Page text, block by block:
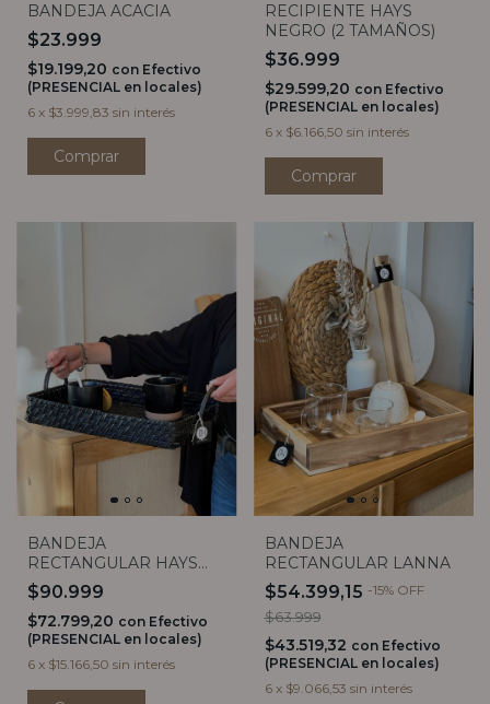
BANDEJA ACACIA
$23.999
$19.199,20 con Efectivo
(PRESENCIAL en locales)
6 x $3.999,83 sin interés
RECIPIENTE HAYS
NEGRO (2 TAMAÑOS)
$36.999
$29.599,20 con Efectivo
(PRESENCIAL en locales)
6 x $6.166,50 sin interés
Comprar
BANDEJA
RECTANGULAR HAYS
NEGRA CON ASA (2
TAMAÑOS)
$90.999
$72.799,20 con Efectivo
(PRESENCIAL en locales)
6 x $15.166,50 sin interés
BANDEJA
RECTANGULAR LANNA
$54.399,15 -15% OFF
$63.999
$43.519,32 con Efectivo
(PRESENCIAL en locales)
6 x $9.066,53 sin interés